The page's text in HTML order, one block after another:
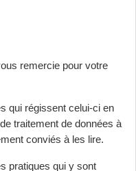
remercie pour votre
qui régissent celui-ci en
traitement de données à
conviés à les lire.
pratiques qui y sont